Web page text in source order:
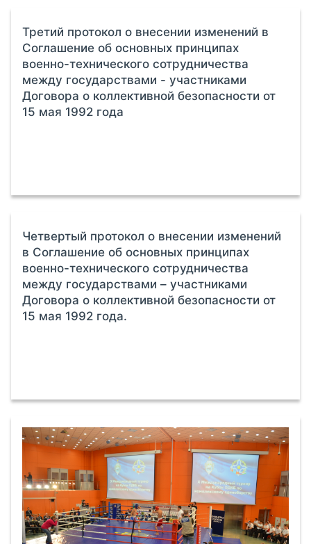
Третий протокол о внесении изменений в
Соглашение об основных принципах
военно-технического сотрудничества
между государствами - участниками
Договора о коллективной безопасности от
15 мая 1992 года
Четвертый протокол о внесении изменений
в Соглашение об основных принципах
военно-технического сотрудничества
между государствами – участниками
Договора о коллективной безопасности от
15 мая 1992 года.